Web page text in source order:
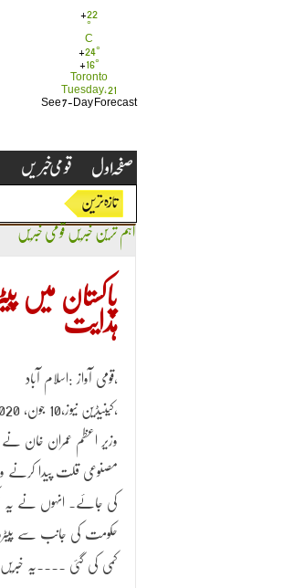
+22
°
C
+24°
+ 16°
Toronto
Tuesday, 21
See 7-Day Forecast
اہم ترین خبریں قومی خبریں
پاکستان میں
ہدایت
قومی آواز :اسلام آباد،
کینیڈین نیوز،10 جون، 2020،
وزیر اعظم عمران خان
مصنوعی قلت پیدا
کی جائے۔ انہوں نے
حکومت کی جانب سے
کمی کی گئی ۔۔۔۔یہ خبریں